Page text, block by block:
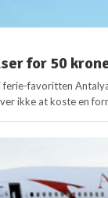
for 50
ferie-favoritten
ikke at koste en